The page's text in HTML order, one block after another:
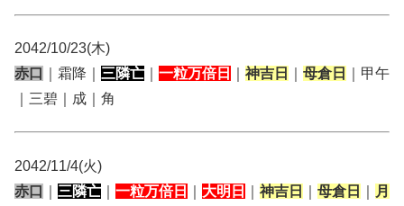
2042/10/23(木)
赤口
｜霜降｜ 三隣亡 一粒万倍日 神吉日 母倉日
｜甲午
｜三碧｜成｜角
2042/11/4(火)
赤口
三隣亡 一粒万倍日 大明日 神吉日 母倉日
月